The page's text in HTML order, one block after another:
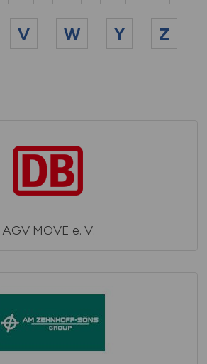
V W Y Z
AGV MOVE e. V.